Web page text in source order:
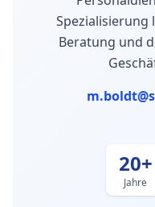
Spezialisierung
Beratung und
20+
Jahre